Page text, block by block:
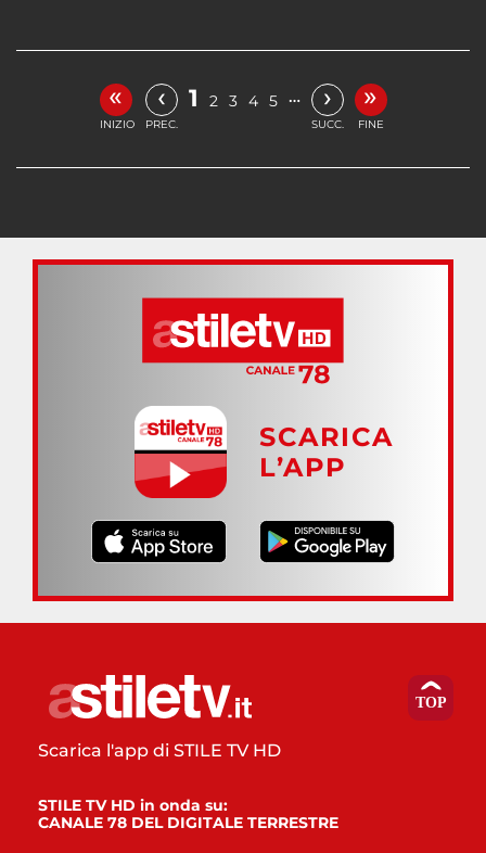
«
INIZIO
‹
PREC.
1 2 3 4 5 … ›
SUCC.
»
FINE
SCARICA
L’APP
Scarica l'app di STILE TV HD
STILE TV HD in onda su:
CANALE 78 DEL DIGITALE TERRESTRE